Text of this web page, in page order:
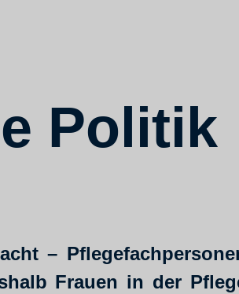
Politik
–
Frauen in der